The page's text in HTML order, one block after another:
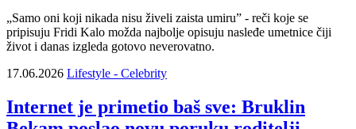
„Samo oni koji nikada nisu živeli zaista umiru” - reči koje se
pripisuju Fridi Kalo možda najbolje opisuju nasleđe umetnice čiji
život i danas izgleda gotovo neverovatno.
17.06.2026 Lifestyle - Celebrity
Internet je primetio baš sve: Bruklin